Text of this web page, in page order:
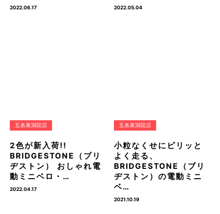
2022.06.17 2022.05.04
五条東洞院店
2色が新入荷!!
BRIDGESTONE（ブリ
ヂストン） おしゃれ電
動ミニベロ・…
2022.04.17
五条東洞院店
小粒なくせにピリッと
よく走る、
BRIDGESTONE（ブリ
ヂストン）の電動ミニ
ベ…
2021.10.19